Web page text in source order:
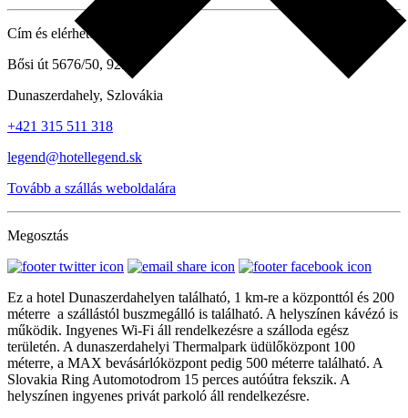
Cím és elérhetőség
Bősi út 5676/50, 92901
Dunaszerdahely, Szlovákia
+421 315 511 318
legend@hotellegend.sk
Tovább a szállás weboldalára
Megosztás
Ez a hotel Dunaszerdahelyen található, 1 km-re a központtól és 200
méterre a szállástól buszmegálló is található. A helyszínen kávézó is
működik. Ingyenes Wi-Fi áll rendelkezésre a szálloda egész
területén. A dunaszerdahelyi Thermalpark üdülőközpont 100
méterre, a MAX bevásárlóközpont pedig 500 méterre található. A
Slovakia Ring Automotodrom 15 perces autóútra fekszik. A
helyszínen ingyenes privát parkoló áll rendelkezésre.